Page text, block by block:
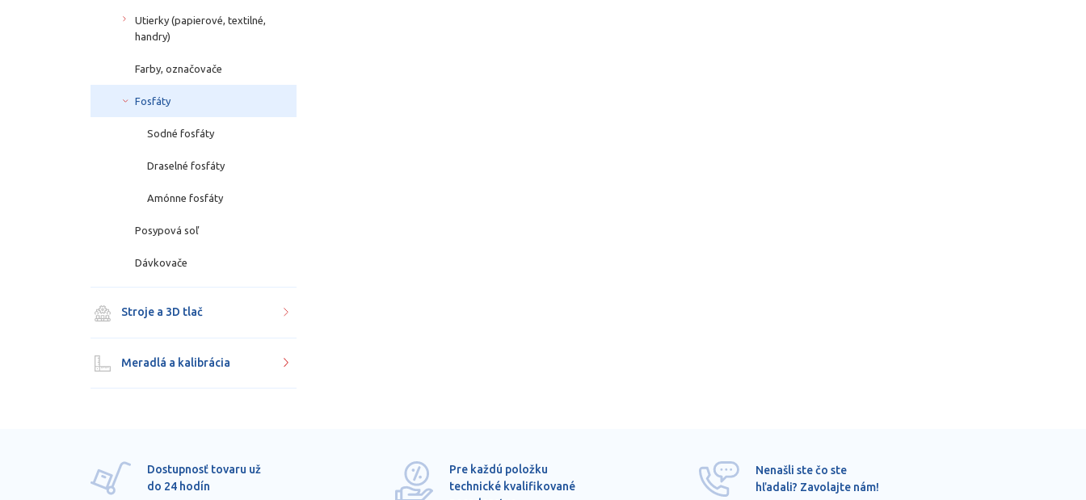
Utierky (papierové, textilné,
handry)
Farby, označovače
Fosfáty
Sodné fosfáty
Draselné fosfáty
Amónne fosfáty
Posypová soľ
Dávkovače
Stroje a 3D tlač
Meradlá a kalibrácia
Dostupnosť tovaru už
do 24 hodín
Pre každú položku
technické kvalifikované
Nenašli ste čo ste
hľadali? Zavolajte nám!